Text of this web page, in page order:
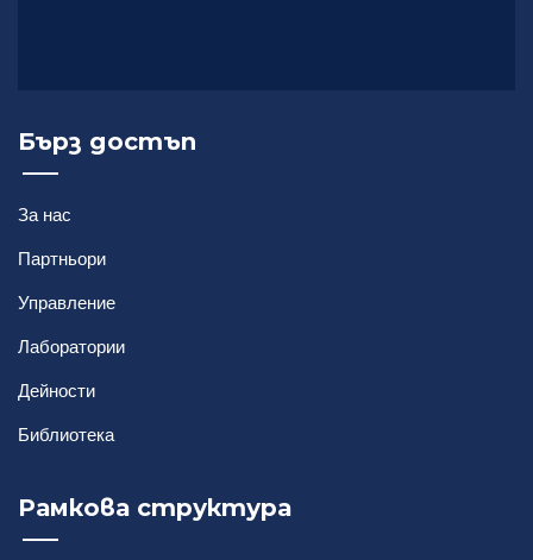
Бърз достъп
За нас
Партньори
Управление
Лаборатории
Дейности
Библиотека
Рамкова структура